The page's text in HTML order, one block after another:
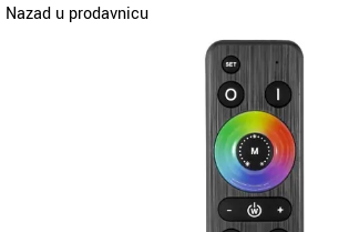
Nazad u prodavnicu